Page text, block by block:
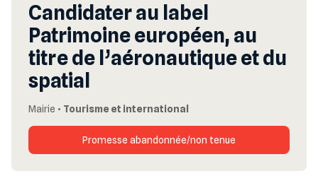
Candidater au label
Patrimoine européen, au
titre de l’aéronautique et du
spatial
Mairie • Tourisme et international
Promesse abandonnée/non tenue